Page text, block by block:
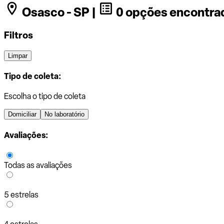
Osasco - SP | 0 opções
Filtros
Limpar
Tipo de coleta:
Escolha o tipo de coleta
Domiciliar No laboratório
Avaliações:
Todas as avaliações
5 estrelas